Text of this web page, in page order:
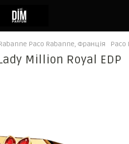
Paco Rabanne, Франція Paco
Million Royal EDP